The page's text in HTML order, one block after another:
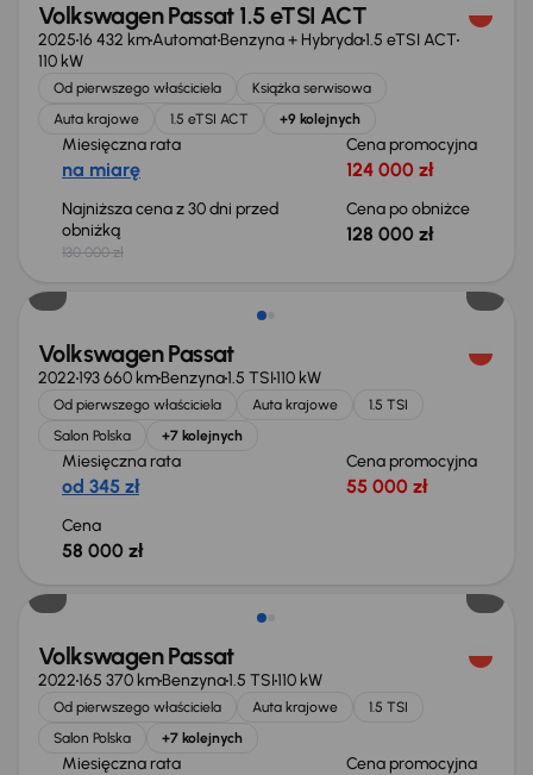
Volkswagen Passat 1.5 eTSI ACT
202516 432 kmAutomatBenzyna + Hybryda1.5 eTSI ACT
110 kW
Od pierwszego właściciela
Książka serwisowa
Auta krajowe
1.5 eTSI ACT +9 kolejnych
Miesięczna rata
na miarę
Cena promocyjna
124 000 zł
Najniższa cena z 30 dni przed
obniżką
130 000 zł
Cena po obniżce
128 000 zł
Możliwość odliczenia VAT
Volkswagen Passat
2022193 660 kmBenzyna1.5 TSI110 kW
Od pierwszego właściciela Auta krajowe
1.5 TSI
Salon Polska
+7 kolejnych
Miesięczna rata
od 345 zł
Cena promocyjna
55 000 zł
Cena
58 000 zł
Możliwość odliczenia VAT
Volkswagen Passat
2022165 370 kmBenzyna1.5 TSI110 kW
Od pierwszego właściciela Auta krajowe
1.5 TSI
Salon Polska
+7 kolejnych
Miesięczna rata Cena promocyjna